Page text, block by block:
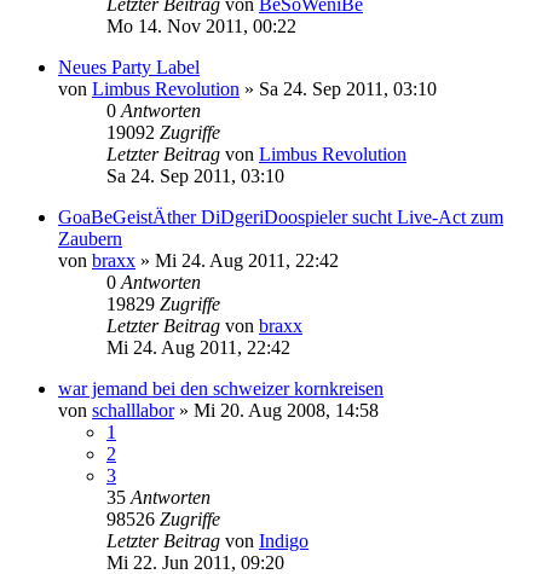
Mo 14. Nov 2011, 00:22
Neues Party Label
von Limbus Revolution » Sa 24. Sep 2011, 03:10
0 Antworten
19092 Zugriffe
Letzter Beitrag von Limbus Revolution
Sa 24. Sep 2011, 03:10
GoaBeGeistÄther DiDgeriDoospieler sucht Live-Act zum
Zaubern
von braxx » Mi 24. Aug 2011, 22:42
0 Antworten
19829 Zugriffe
Letzter Beitrag von braxx
Mi 24. Aug 2011, 22:42
war jemand bei den schweizer kornkreisen
von schalllabor» Mi 20. Aug 2008, 14:58
1
2
3
35 Antworten
98526 Zugriffe
Letzter Beitrag von Indigo
Mi 22. Jun 2011, 09:20